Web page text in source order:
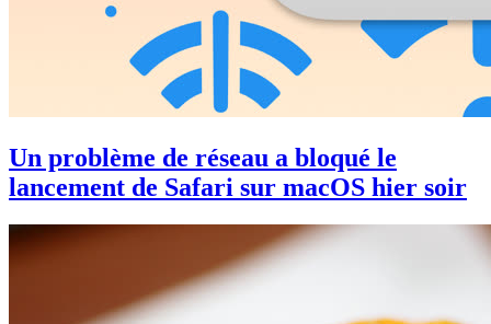
Un problème de réseau a bloqué le
lancement de Safari sur macOS hier soir